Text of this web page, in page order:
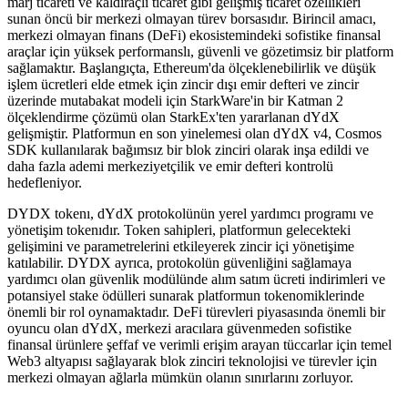
sunan öncü bir merkezi olmayan türev borsasıdır. Birincil amacı,
merkezi olmayan finans (DeFi) ekosistemindeki sofistike finansal
araçlar için yüksek performanslı, güvenli ve gözetimsiz bir platform
sağlamaktır. Başlangıçta, Ethereum'da ölçeklenebilirlik ve düşük
işlem ücretleri elde etmek için zincir dışı emir defteri ve zincir
üzerinde mutabakat modeli için StarkWare'in bir Katman 2
ölçeklendirme çözümü olan StarkEx'ten yararlanan dYdX
gelişmiştir. Platformun en son yinelemesi olan dYdX v4, Cosmos
SDK kullanılarak bağımsız bir blok zinciri olarak inşa edildi ve
daha fazla ademi merkeziyetçilik ve emir defteri kontrolü
hedefleniyor.
DYDX tokenı, dYdX protokolünün yerel yardımcı programı ve
yönetişim tokenıdır. Token sahipleri, platformun gelecekteki
gelişimini ve parametrelerini etkileyerek zincir içi yönetişime
katılabilir. DYDX ayrıca, protokolün güvenliğini sağlamaya
yardımcı olan güvenlik modülünde alım satım ücreti indirimleri ve
potansiyel stake ödülleri sunarak platformun tokenomiklerinde
önemli bir rol oynamaktadır. DeFi türevleri piyasasında önemli bir
oyuncu olan dYdX, merkezi aracılara güvenmeden sofistike
finansal ürünlere şeffaf ve verimli erişim arayan tüccarlar için temel
Web3 altyapısı sağlayarak blok zinciri teknolojisi ve türevler için
merkezi olmayan ağlarla mümkün olanın sınırlarını zorluyor.